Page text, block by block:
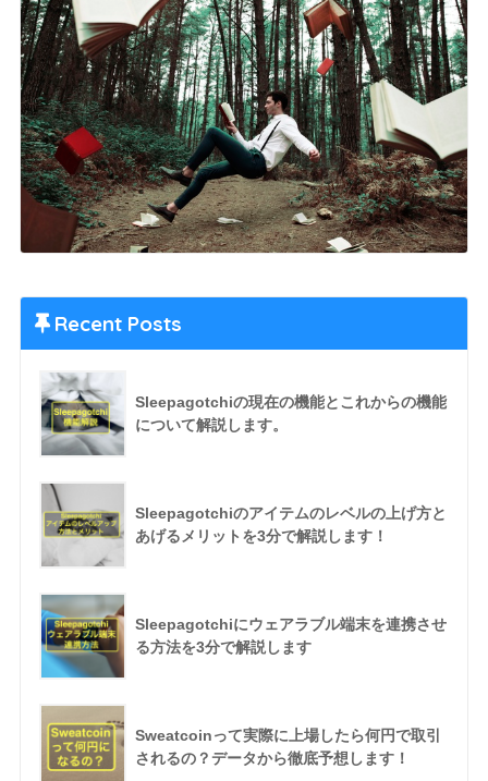
Recent Posts
Sleepagotchiの現在の機能とこれからの機能
について解説します。
Sleepagotchiのアイテムのレベルの上げ方と
あげるメリットを3分で解説します！
Sleepagotchiにウェアラブル端末を連携させ
る方法を3分で解説します
Sweatcoinって実際に上場したら何円で取引
されるの？データから徹底予想します！